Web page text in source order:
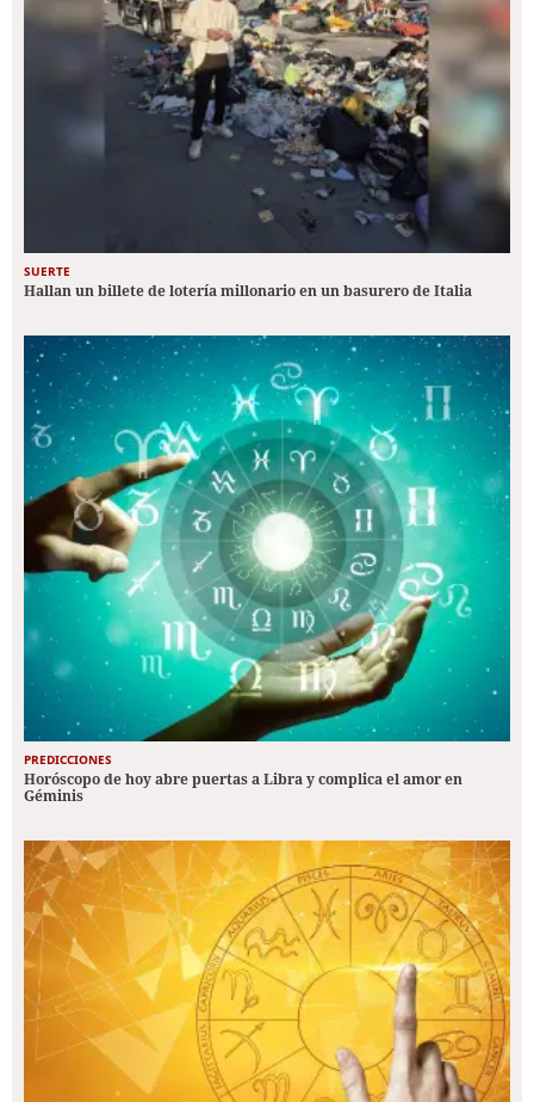
SUERTE
Hallan un billete de lotería millonario en un basurero de Italia
PREDICCIONES
Horóscopo de hoy abre puertas a Libra y complica el amor en
Géminis